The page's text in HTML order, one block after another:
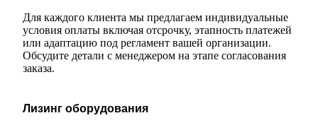
Для каждого клиента мы предлагаем индивидуальные
условия оплаты включая отсрочку, этапность платежей
или адаптацию под регламент вашей организации.
Обсудите детали с менеджером на этапе согласования
заказа.
Лизинг оборудования